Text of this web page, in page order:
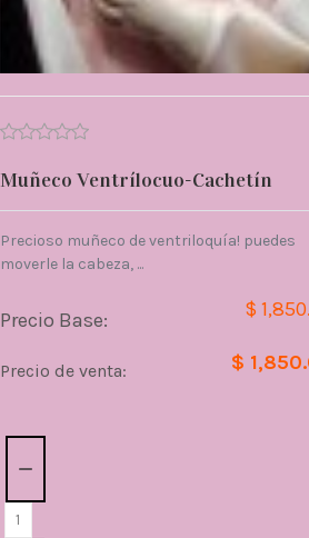
Muñeco Ventrílocuo-Cachetín
Precioso muñeco de ventriloquía! puedes
moverle la cabeza, ...
Precio Base: $
Precio de venta: $